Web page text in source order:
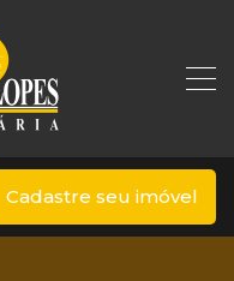
Cadastre seu imóvel